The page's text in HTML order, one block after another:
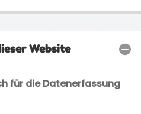
Website
für die Datenerfassung